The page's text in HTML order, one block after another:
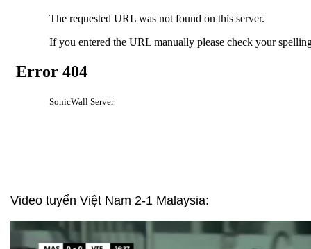
Video tuyển Việt Nam 2-1 Malaysia: